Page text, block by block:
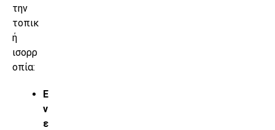
την
τοπικ
ή
ισορρ
οπία:
Ε
ν
ε